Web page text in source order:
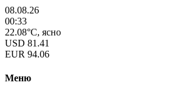
08.08.26
00:33
22.08°C, ясно
USD 81.41
EUR 94.06
Меню